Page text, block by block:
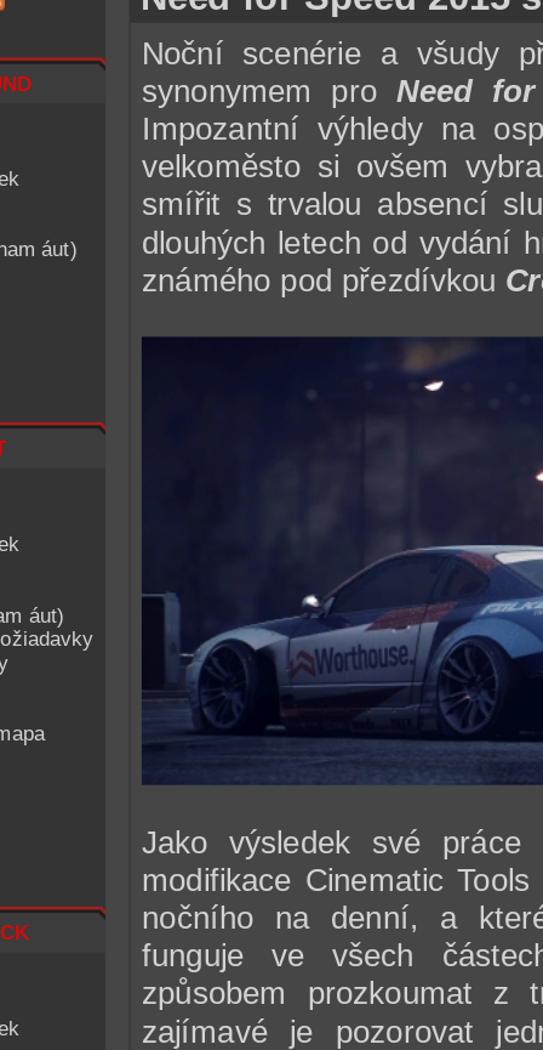
áut)
áut)
Noční scenérie a všudy
synonymem proNeed for
Impozantní výhledy na
velkoměsto si ovšem
smířit s trvalou absencí
dlouhých letech od vydání
známého pod přezdívkou
Jako výsledek své
modifikace Cinematic
nočního na denní, a
funguje ve všech
způsobem prozkoumat z
zajímavé je pozorovat